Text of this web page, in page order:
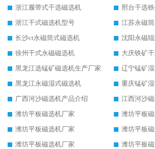
浙江履带式干选磁选机
邢台干选
浙江干式磁选机型号
江苏永磁
长沙ct永磁筒式磁选机
沈阳永磁
徐州干式永磁磁选机
大庆铁矿
黑龙江选锰矿磁选机生产厂家
辽宁锰矿
黑龙江永磁湿式磁选机
重庆锰矿
广西河沙磁选机产品介绍
江西河沙
潍坊平板磁选机厂家
潍坊平板
潍坊平板磁选机厂家
潍坊平板
潍坊平板磁选机厂家
潍坊平板